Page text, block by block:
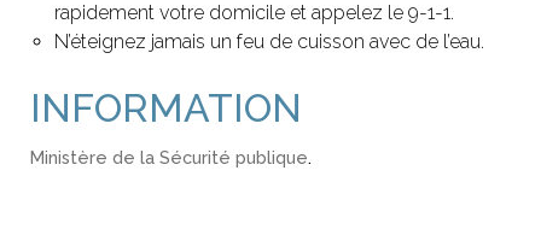
rapidement votre domicile et appelez le 9-1-1.
N’éteignez jamais un feu de cuisson avec de l’eau.
INFORMATION
Ministère de la Sécurité publique.